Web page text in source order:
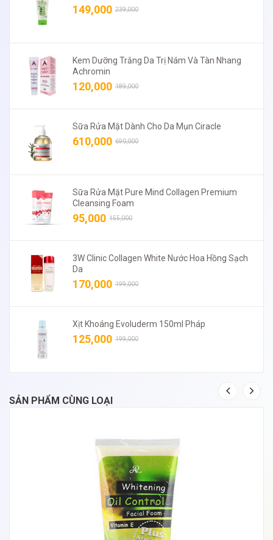
149,000 239,000
Kem Dưỡng Trắng Da Trị Nám Và Tàn Nhang
Achromin
120,000 189,000
Sữa Rửa Mặt Dành Cho Da Mụn Ciracle
610,000 690,000
Sữa Rửa Mặt Pure Mind Collagen Premium
Cleansing Foam
95,000 155,000
3W Clinic Collagen White Nước Hoa Hồng Sạch
Da
170,000 199,000
Xịt Khoáng Evoluderm 150ml Pháp
125,000 199,000
SẢN PHẨM CÙNG LOẠI